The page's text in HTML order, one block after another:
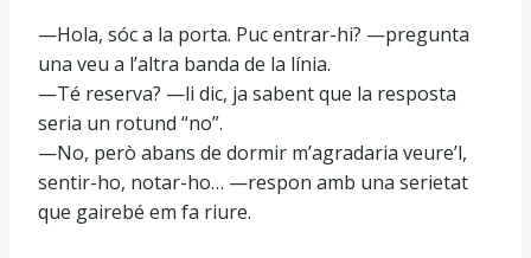
—Hola, sóc a la porta. Puc entrar-hi? —pregunta
una veu a l’altra banda de la línia.
—Té reserva? —li dic, ja sabent que la resposta
seria un rotund “no”.
—No, però abans de dormir m’agradaria veure’l,
sentir-ho, notar-ho… —respon amb una serietat
que gairebé em fa riure.